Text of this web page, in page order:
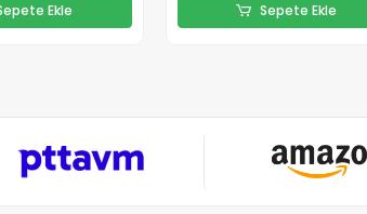
Ekle Sepete Ekle